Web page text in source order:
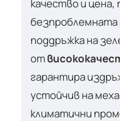
качество и цена,
безпроблемната
поддръжка на
от
гарантира
устойчив на
климатични